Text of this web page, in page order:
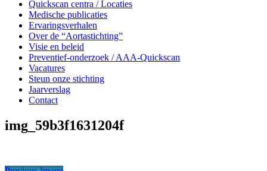
Quickscan centra / Locaties
Medische publicaties
Ervaringsverhalen
Over de “Aortastichting”
Visie en beleid
Preventief-onderzoek / AAA-Quickscan
Vacatures
Steun onze stichting
Jaarverslag
Contact
Aortastichting
img_59b3f1631204f